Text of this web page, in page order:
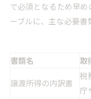
で必須となるため早
ーブルに、主な必要書
書類名 取
譲渡所得の内訳書
税
庁